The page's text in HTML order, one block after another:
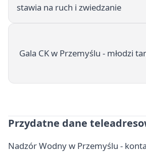
stawia na ruch i zwiedzanie
Gala CK w Przemyślu - młodzi
Przydatne dane
Nadzór Wodny w Przemyślu -